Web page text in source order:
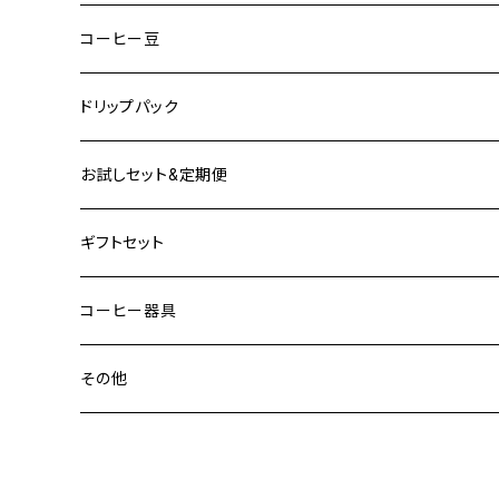
コーヒー豆
アジア・オセアニア
アフリカ
中米・カリブ海
南米
デカフェ
ドリップパック
お試しセット&定期便
お試しセット
定期便
ギフトセット
コーヒー器具
その他